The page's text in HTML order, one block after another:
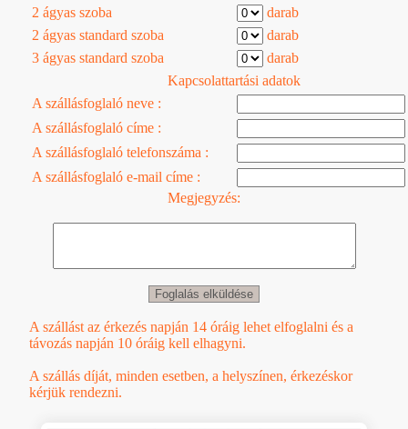
2 ágyas szoba
darab
2 ágyas standard szoba
darab
3 ágyas standard szoba
darab
Kapcsolattartási adatok
A szállásfoglaló neve :
A szállásfoglaló címe :
A szállásfoglaló telefonszáma :
A szállásfoglaló e-mail címe :
Megjegyzés:
A szállást az érkezés napján 14 óráig lehet elfoglalni és a
távozás napján 10 óráig kell elhagyni.
A szállás díját, minden esetben, a helyszínen, érkezéskor
kérjük rendezni.